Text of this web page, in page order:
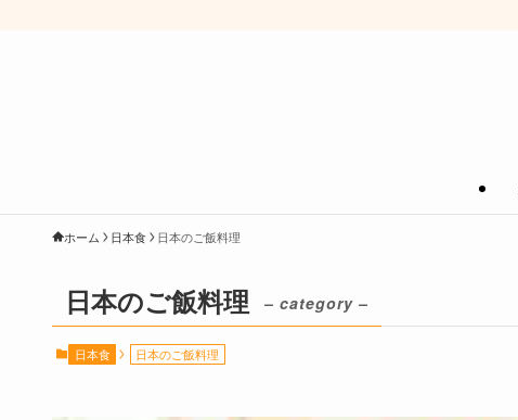
ホーム 日本食 日本のご飯料理
日本のご飯料理 – category –
日本食 日本のご飯料理